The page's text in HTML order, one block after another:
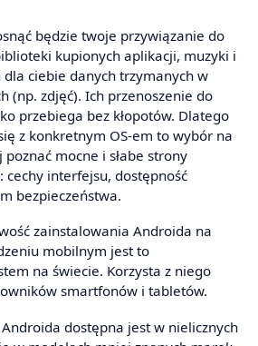
będzie twoje przywiązanie do
kupionych aplikacji, muzyki i
ciebie danych trzymanych w
(np. zdjęć). Ich przenoszenie do
przebiega bez kłopotów. Dlatego
z konkretnym OS-em to wybór na
mocne i słabe strony
cechy interfejsu, dostępność
bezpieczeństwa.
zainstalowania Androida na
mobilnym jest to
na świecie. Korzysta z niego
smartfonów i tabletów.
dostępna jest w nielicznych